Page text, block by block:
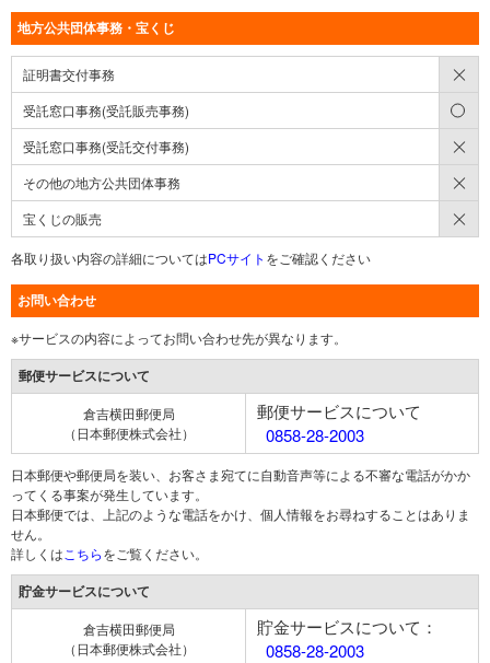
地方公共団体事務・宝くじ
証明書交付事務
受託窓口事務(受託販売事務)
受託窓口事務(受託交付事務)
その他の地方公共団体事務
宝くじの販売
各取り扱い内容の詳細についてはPCサイト をご確認ください
お問い合わせ
※サービスの内容によってお問い合わせ先が異なります。
郵便サービスについて
倉吉横田郵便局
（日本郵便株式会社）
郵便サービスについて
0858-28-2003
日本郵便や郵便局を装い、お客さま宛てに自動音声等による不審な電話がかか
ってくる事案が発生しています。
日本郵便では、上記のような電話をかけ、個人情報をお尋ねすることはありま
せん。
詳しくは こちらをご覧ください。
貯金サービスについて
倉吉横田郵便局
（日本郵便株式会社）
貯金サービスについて：
0858-28-2003